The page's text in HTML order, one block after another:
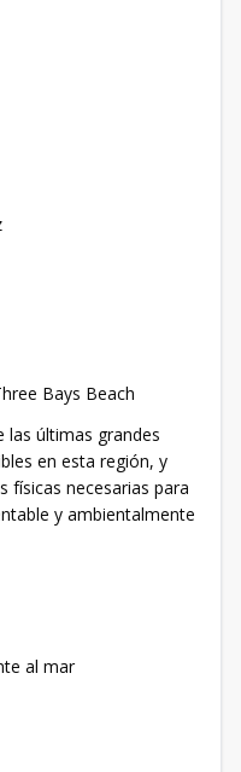
Bays Beach
las últimas grandes
en esta región, y
físicas necesarias para
y ambientalmente
al mar